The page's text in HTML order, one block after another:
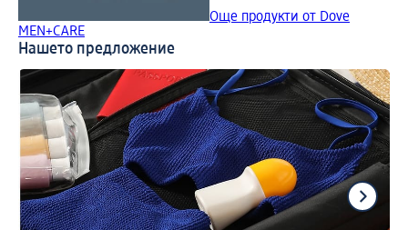
Още продукти от Dove
MEN+CARE
Нашето предложение